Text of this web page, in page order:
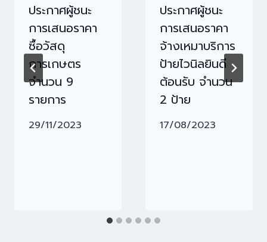
ประกาศผู้ชนะ
การเสนอราคา
ซื้อวัสดุ
การเกษตร
จำนวน 9
รายการ
29/11/2023
ประกาศผู้ชนะ
การเสนอราคา
จ้างเหมาบริการ
ป้ายไวนิลยินดี
ต้อนรับ จำนวน
2 ป้าย
17/08/2023